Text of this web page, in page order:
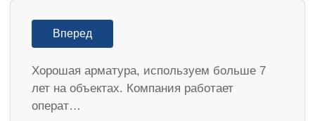
Вперед
Хорошая арматура, используем больше 7
лет на объектах. Компания работает
операт…